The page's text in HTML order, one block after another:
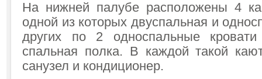
На нижней палубе расположены 4
одной из которых двуспальная и
других по 2 односпальные
спальная полка. В каждой такой
санузел и кондиционер.